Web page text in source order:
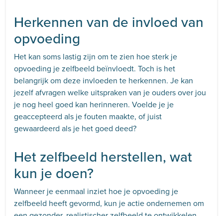
Herkennen van de invloed van
opvoeding
Het kan soms lastig zijn om te zien hoe sterk je
opvoeding je zelfbeeld beïnvloedt. Toch is het
belangrijk om deze invloeden te herkennen. Je kan
jezelf afvragen welke uitspraken van je ouders over jou
je nog heel goed kan herinneren. Voelde je je
geaccepteerd als je fouten maakte, of juist
gewaardeerd als je het goed deed?
Het zelfbeeld herstellen, wat
kun je doen?
Wanneer je eenmaal inziet hoe je opvoeding je
zelfbeeld heeft gevormd, kun je actie ondernemen om